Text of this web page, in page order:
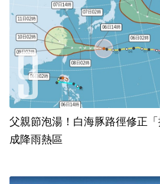
父親節泡湯！白海豚路徑修正
成降雨熱區